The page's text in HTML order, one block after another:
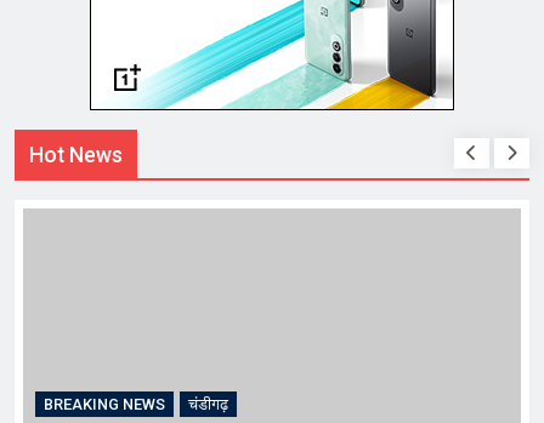
Hot News
BREAKING NEWS चंडीगढ़